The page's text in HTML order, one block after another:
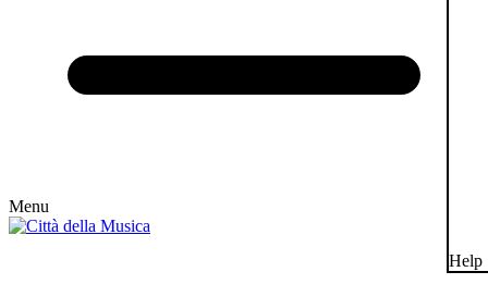
Menu
Help